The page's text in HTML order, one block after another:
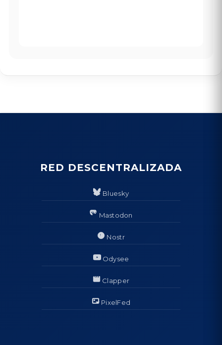
RED DESCENTRALIZADA
Bluesky
Mastodon
Nostr
Odysee
Clapper
PixelFed